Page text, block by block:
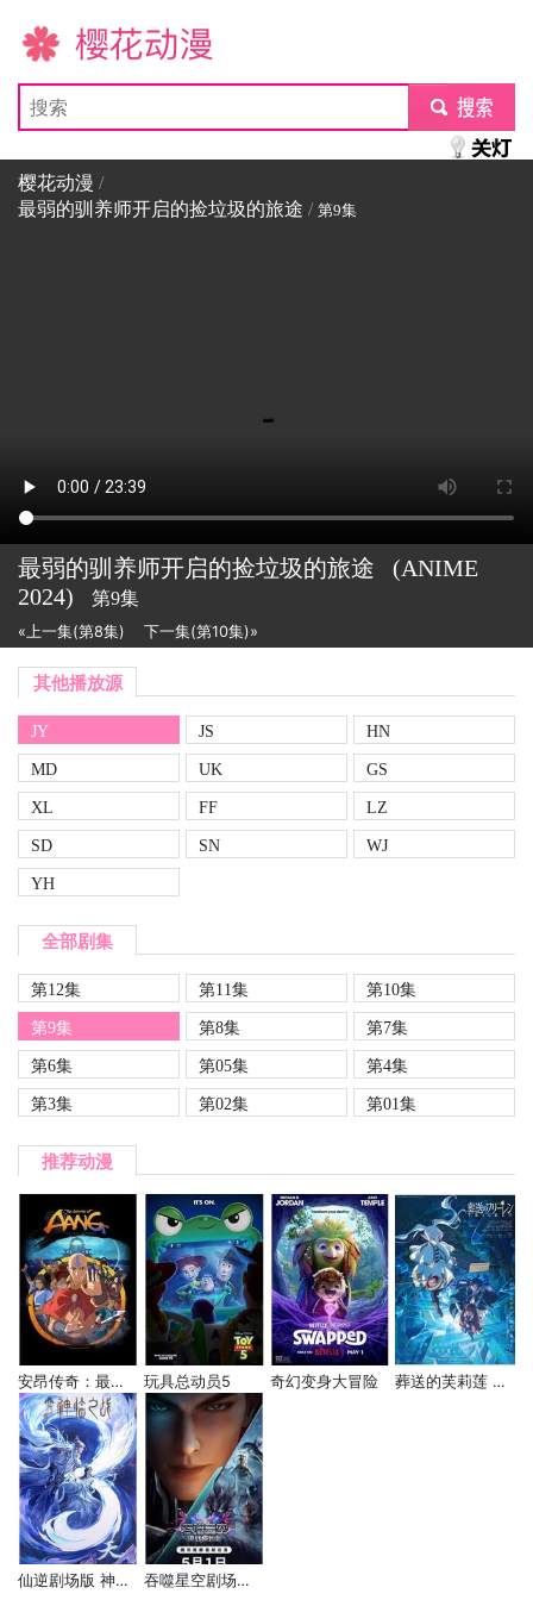
樱花动漫
submit
樱花动漫 /
最弱的驯养师开启的捡垃圾的旅途 / 第9集
最弱的驯养师开启的捡垃圾的旅途
(ANIME
2024)
第9集
«上一集(第8集) 下一集(第10集)»
其他播放源
JY JS
HN
MD
UK
GS
XL
FF
LZ
SD
SN
WJ
YH
全部剧集
第12集 第11集
第10集
第9集
第8集
第7集
第6集
第05集
第4集
第3集
第02集 第01集
推荐动漫
安昂传奇：最后的气宗 玩具总动员5 奇幻变身大冒险 葬送的芙莉莲 第二季
仙逆剧场版 神临之战 吞噬星空剧场版 决战原始星